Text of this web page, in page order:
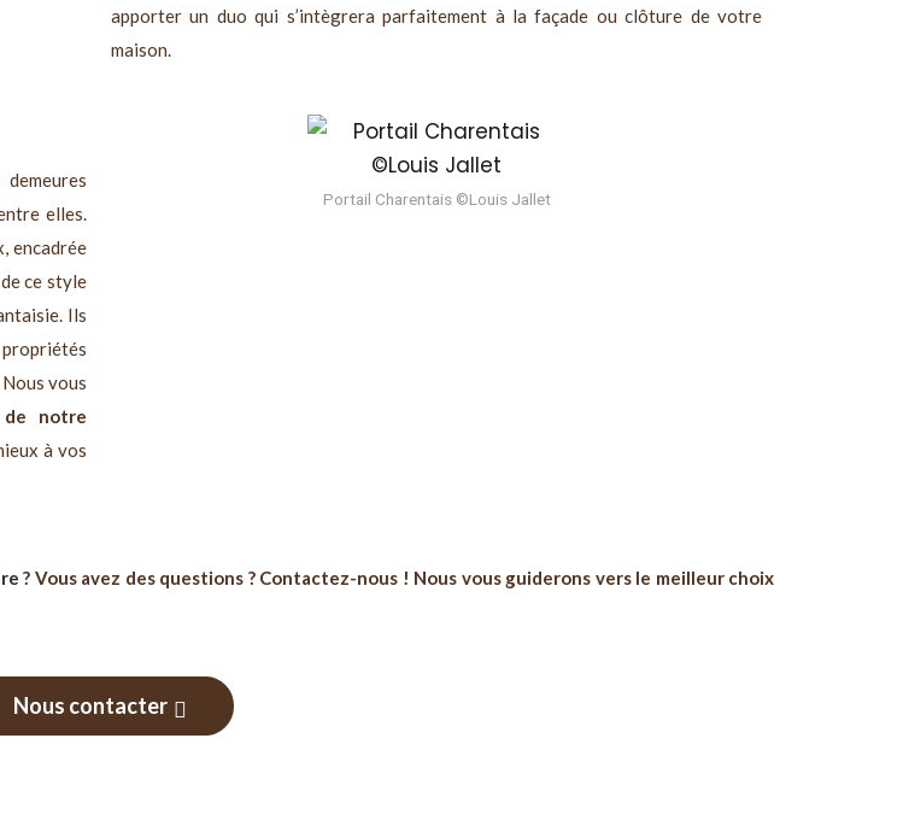
apporter un duo qui s’intègrera parfaitement à la façade ou clôture de votre
maison.
elles.
encadrée
ce style
Ils
vous
de notre
à vos
Portail Charentais ©Louis Jallet
? Vous avez des questions ? Contactez-nous ! Nous vous guiderons vers le meilleur choix
Nous contacter